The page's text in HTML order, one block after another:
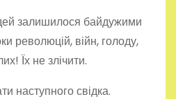
залишилося байдужими
революцій, війн, голоду,
Їх не злічити.
наступного свідка.